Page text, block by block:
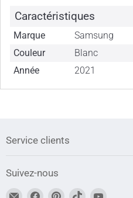
Caractéristiques
Marque
Samsung
Couleur
Blanc
Année
2021
Service clients
Suivez-nous
Trouvez-Trouvez-Trouvez-Trouvez-